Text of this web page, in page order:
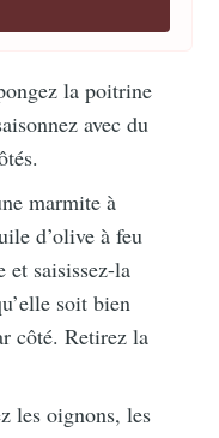
la poitrine
avec du
marmite à
d’olive à feu
saisissez-la
soit bien
côté. Retirez la
les oignons, les